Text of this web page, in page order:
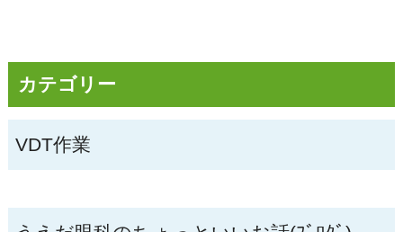
カテゴリー
VDT作業